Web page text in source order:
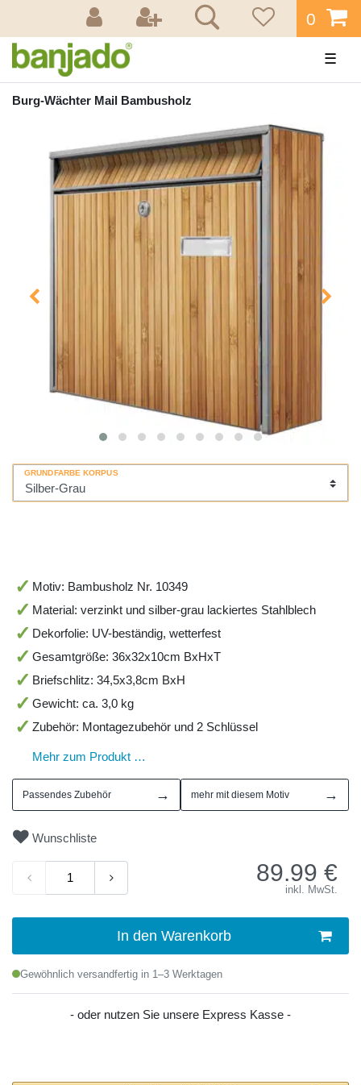
0
☰
Burg-Wächter Mail Bambusholz
GRUNDFARBE KORPUS
Motiv: Bambusholz Nr. 10349
Material: verzinkt und silber-grau lackiertes Stahlblech
Dekorfolie: UV-beständig, wetterfest
Gesamtgröße: 36x32x10cm BxHxT
Briefschlitz: 34,5x3,8cm BxH
Gewicht: ca. 3,0 kg
Zubehör: Montagezubehör und 2 Schlüssel
Mehr zum Produkt …
Passendes Zubehör → mehr mit diesem Motiv →
Wunschliste
89.99 €
inkl. MwSt.
In den Warenkorb
Gewöhnlich versandfertig in 1–3 Werktagen
- oder nutzen Sie unsere Express Kasse -